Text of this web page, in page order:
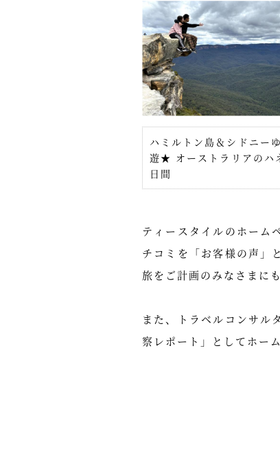
ハミルトン島＆シドニー
遊★ オーストラリアのハ
日間
ティースタイルのホーム
チコミを「お客様の声」
旅をご計画のみなさまに
また、トラベルコンサル
察レポート」としてホー